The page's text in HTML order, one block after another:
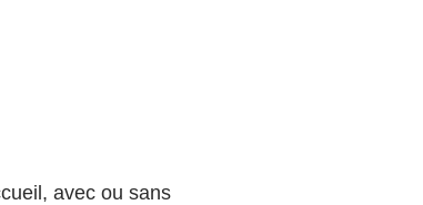
avec ou sans